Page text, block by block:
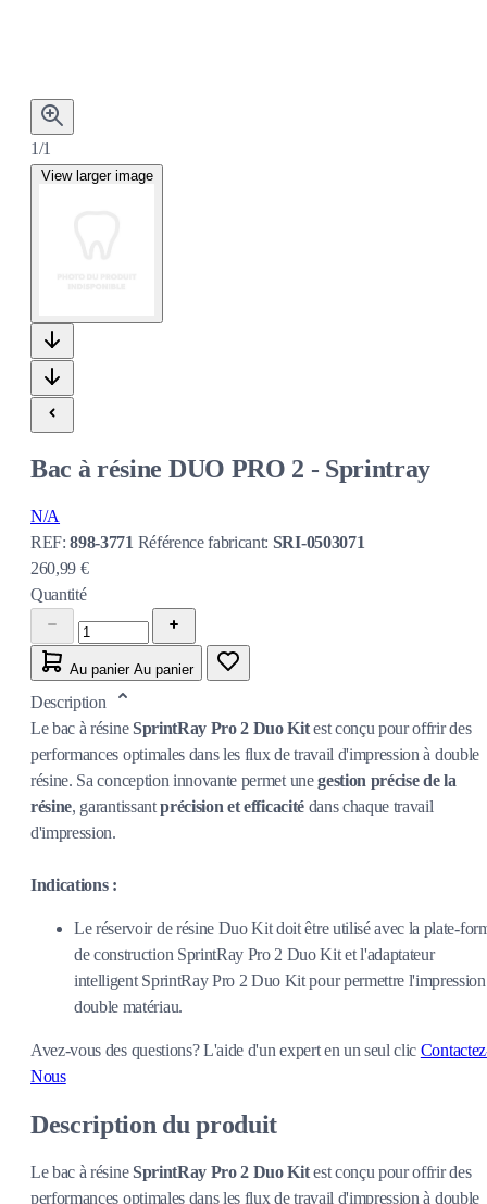
1/1
View larger image
Bac à résine DUO PRO 2 - Sprintray
N/A
REF:898-3771 Référence fabricant: SRI-0503071
260,99 €
Quantité
Au panier Au panier
Description
Le bac à résineSprintRay Pro 2 Duo Kitest conçu pour offrir des
performances optimales dans les flux de travail d'impression à double
résine. Sa conception innovante permet unegestion précise de la
résine, garantissantprécision et efficacitédans chaque travail
d'impression.
Indications :
Le réservoir de résine Duo Kit doit être utilisé avec la plate-
de construction SprintRay Pro 2 Duo Kit et l'adaptateur
intelligent SprintRay Pro 2 Duo Kit pour permettre
double matériau.
Avez-vous des questions?L'aide d'un expert en un seul clic
Nous
Description du produit
Le bac à résineSprintRay Pro 2 Duo Kitest conçu pour offrir des
performances optimales dans les flux de travail d'impression à double